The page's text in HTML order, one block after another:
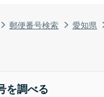
郵便番号検索 愛知県
を調べる